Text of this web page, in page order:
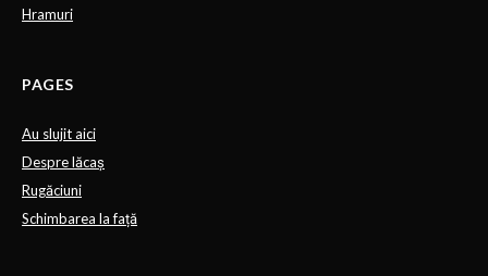
Hramuri
PAGES
Au slujit aici
Despre lăcaș
Rugăciuni
Schimbarea la față